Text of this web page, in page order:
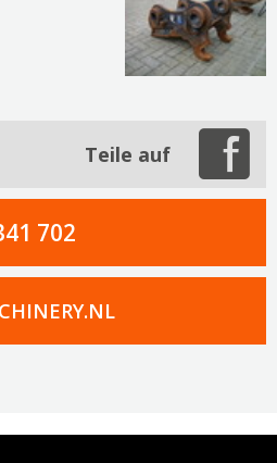
Teile auf
702